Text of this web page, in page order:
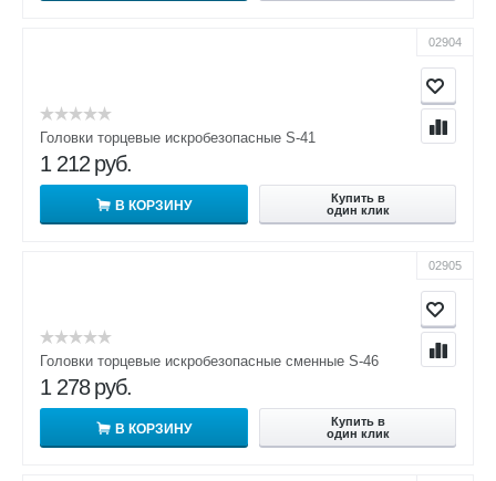
02904
Головки торцевые искробезопасные S-41
1 212 руб.
В КОРЗИНУ
Купить в
один клик
02905
Головки торцевые искробезопасные сменные S-46
1 278 руб.
В КОРЗИНУ
Купить в
один клик